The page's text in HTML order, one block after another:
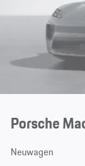
Porsche
Neuwagen